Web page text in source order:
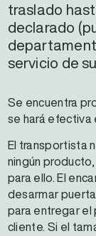
traslado
declarado
servicio de
Se encuentra
se hará efectiva
El transportista
ningún
para ello. El
desarmar
para entregar el
cliente. Si el